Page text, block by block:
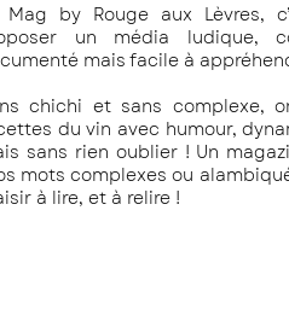
Mag by Rouge aux Lèvres,
un média ludique,
mais facile à
chichi et sans complexe,
du vin avec humour,
sans rien oublier ! Un
mots complexes ou
à lire, et à relire !